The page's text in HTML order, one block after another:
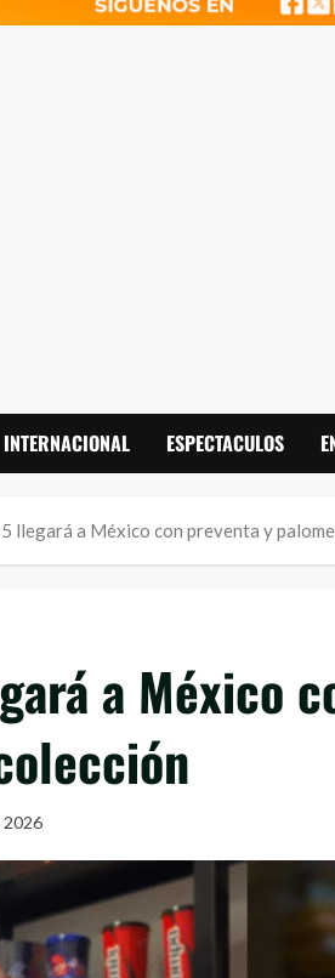
INTERNACIONAL ESPECTACULOS
llegará a México con preventa y
a México
2026